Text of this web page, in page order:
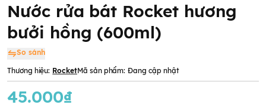
Nước rửa bát Rocket hương
bưởi hồng (600ml)
So sánh
Thương hiệu: RocketMã sản phẩm: Đang cập nhật
45.000₫